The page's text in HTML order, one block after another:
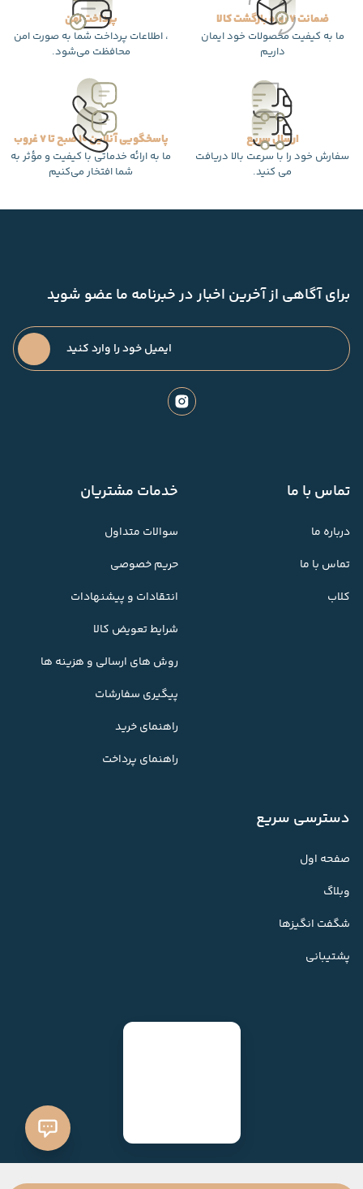
ضمانت 7 روزه بازگشت کالا
ما به کیفیت محصولات خود ایمان
داریم
پرداخت امن
، اطلاعات پرداخت شما به صورت امن
محافظت می‌شود.
ارسال سریع
سفارش خود را با سرعت بالا دریافت
می کنید.
پاسخگویی آنلاین 10 صبح تا 7 غروب
ما به ارائه خدماتی با کیفیت و مؤثر به
شما افتخار می‌کنیم
برای آگاهی از آخرین اخبار در خبرنامه ما عضو شوید
تماس با ما
درباره ما
تماس با ما
کلاب
خدمات مشتریان
سوالات متداول
حریم خصوصی
انتقادات و پیشنهادات
شرایط تعویض کالا
روش های ارسالی و هزینه ها
پیگیری سفارشات
راهنمای خرید
راهنمای پرداخت
دسترسی سریع
صفحه اول
وبلاگ
شگفت انگیزها
پشتیبانی